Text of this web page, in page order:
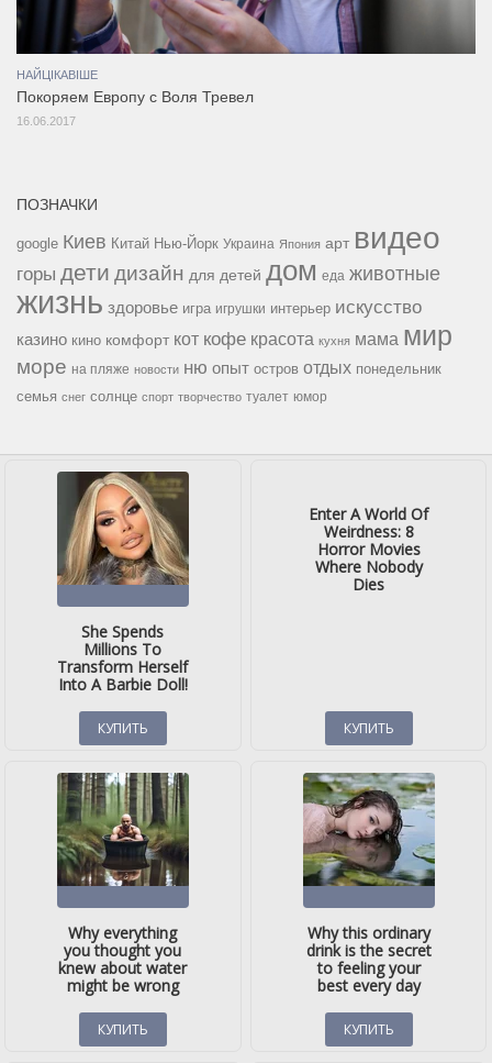
НАЙЦІКАВІШЕ
Покоряем Европу с Воля Тревел
16.06.2017
ПОЗНАЧКИ
google Киев Китай Нью-Йорк Украина Япония арт видео
горы дети дизайн для детей дом еда животные
жизнь здоровье игра игрушки интерьер искусство
казино кино комфорт кот кофе красота кухня мама мир
море на пляже новости ню опыт остров отдых понедельник
семья снег солнце спорт творчество туалет юмор